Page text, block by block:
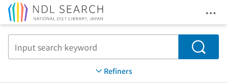
Search
Refiners